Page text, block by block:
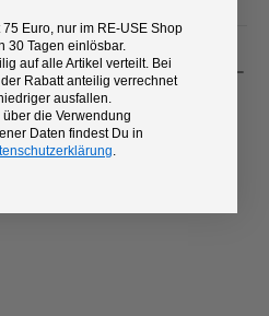
Euro, nur im RE-USE Shop
30 Tagen einlösbar.
auf alle Artikel verteilt. Bei
Rabatt anteilig verrechnet
ausfallen.
die Verwendung
Daten findest Du in